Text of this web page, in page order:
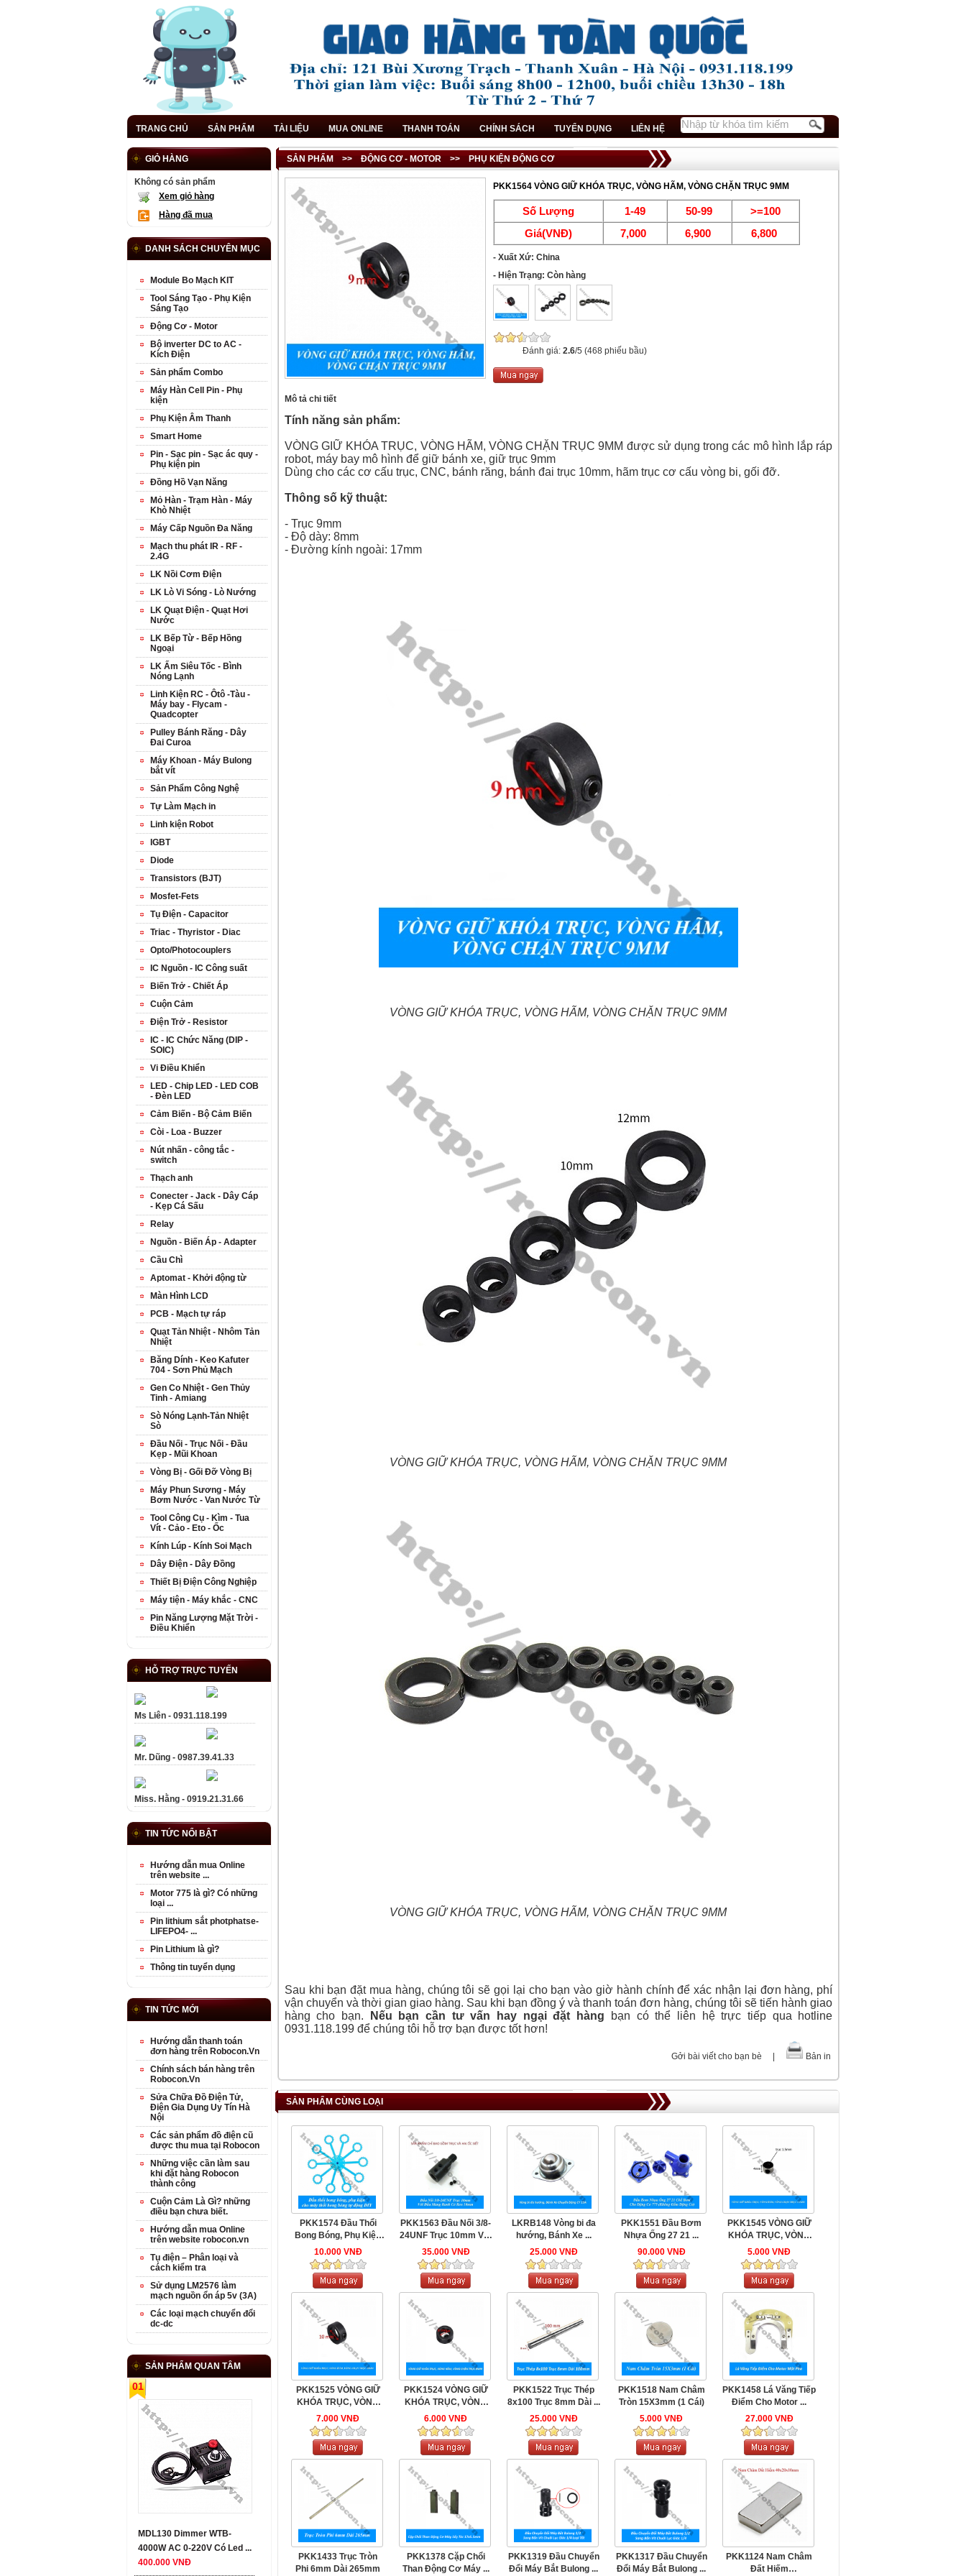
TRANG CHỦ SẢN PHẨM TÀI LIỆU MUA ONLINE THANH TOÁN CHÍNH SÁCH TUYỂN DỤNG LIÊN HỆ
SẢN PHẨM >> ĐỘNG CƠ - MOTOR >> PHỤ KIỆN ĐỘNG CƠ
PKK1564 VÒNG GIỮ KHÓA TRỤC, VÒNG HÃM, VÒNG CHẶN TRỤC 9MM
Số Lượng 1-49 50-99
>=100
Giá(VNĐ)
7,000 6,900 6,800
- Xuất Xứ: China
- Hiện Trạng: Còn hàng
Đánh giá:2.6/5 (468 phiếu bầu)
Mô tả chi tiết
Tính năng sản phẩm:
VÒNG GIỮ KHÓA TRỤC, VÒNG HÃM, VÒNG CHẶN TRỤC 9MM được sử dụng trong các mô hình lắp ráp
robot, máy bay mô hình để giữ bánh xe, giữ trục 9mm
Dùng cho các cơ cấu trục, CNC, bánh răng, bánh đai trục 10mm, hãm trục cơ cấu vòng bi, gối đỡ.
Thông số kỹ thuật:
- Trục 9mm
- Độ dày: 8mm
- Đường kính ngoài: 17mm
VÒNG GIỮ KHÓA TRỤC, VÒNG HÃM, VÒNG CHẶN TRỤC 9MM
VÒNG GIỮ KHÓA TRỤC, VÒNG HÃM, VÒNG CHẶN TRỤC 9MM
VÒNG GIỮ KHÓA TRỤC, VÒNG HÃM, VÒNG CHẶN TRỤC 9MM
Sau khi bạn đặt mua hàng, chúng tôi sẽ gọi lại cho bạn vào giờ hành chính để xác nhận lại đơn hàng, phí
vận chuyển và thời gian giao hàng. Sau khi bạn đồng ý và thanh toán đơn hàng, chúng tôi sẽ tiến hành giao
hàng cho bạn.
Nếu bạn cần tư vấn hay ngại đặt hàng bạn có thể liên hệ trực tiếp qua hotline
0931.118.199 để chúng tôi hỗ trợ bạn được tốt hơn!
Gởi bài viết cho bạn bè Bản in
SẢN PHẨM CÙNG LOẠI
PKK1574 Đầu Thổi
Bong Bóng, Phụ Kiện
...
10.000 VNĐ
PKK1563 Đầu Nối 3/8-
24UNF Trục 10mm Với
...
35.000 VNĐ
LKRB148 Vòng bi đa
hướng, Bánh Xe ...
25.000 VNĐ
PKK1551 Đầu Bơm
Nhựa Ống 27 21 ...
90.000 VNĐ
PKK1545 VÒNG GIỮ
KHÓA TRỤC, VÒNG
HÃM, ...
5.000 VNĐ
PKK1525 VÒNG GIỮ
KHÓA TRỤC, VÒNG
HÃM, ...
7.000 VNĐ
PKK1524 VÒNG GIỮ
KHÓA TRỤC, VÒNG
HÃM, ...
6.000 VNĐ
PKK1522 Trục Thép
8x100 Trục 8mm Dài ...
25.000 VNĐ
PKK1518 Nam Châm
Tròn 15X3mm (1 Cái)
5.000 VNĐ
PKK1458 Lá Văng Tiếp
Điểm Cho Motor ...
27.000 VNĐ
PKK1433 Trục Tròn
Phi 6mm Dài 265mm
PKK1378 Cặp Chổi
Than Động Cơ Máy ...
PKK1319 Đầu Chuyển
Đổi Máy Bắt Bulong ...
PKK1317 Đầu Chuyển
Đổi Máy Bắt Bulong ...
PKK1124 Nam Châm
Đất Hiếm
GIỎ HÀNG
Không có sản phẩm
Xem giỏ hàng
Hàng đã mua
DANH SÁCH CHUYÊN MỤC
Module Bo Mạch KIT
Tool Sáng Tạo - Phụ Kiện
Sáng Tạo
Động Cơ - Motor
Bộ inverter DC to AC -
Kích Điện
Sản phẩm Combo
Máy Hàn Cell Pin - Phụ
kiện
Phụ Kiện Âm Thanh
Smart Home
Pin - Sạc pin - Sạc ác quy -
Phụ kiện pin
Đồng Hồ Vạn Năng
Mỏ Hàn - Trạm Hàn - Máy
Khò Nhiệt
Máy Cấp Nguồn Đa Năng
Mạch thu phát IR - RF -
2.4G
LK Nồi Cơm Điện
LK Lò Vi Sóng - Lò Nướng
LK Quạt Điện - Quạt Hơi
Nước
LK Bếp Từ - Bếp Hồng
Ngoại
LK Ấm Siêu Tốc - Bình
Nóng Lạnh
Linh Kiện RC - Ôtô -Tàu -
Máy bay - Flycam -
Quadcopter
Pulley Bánh Răng - Dây
Đai Curoa
Máy Khoan - Máy Bulong
bắt vít
Sản Phẩm Công Nghệ
Tự Làm Mạch in
Linh kiện Robot
IGBT
Diode
Transistors (BJT)
Mosfet-Fets
Tụ Điện - Capacitor
Triac - Thyristor - Diac
Opto/Photocouplers
IC Nguồn - IC Công suất
Biến Trở - Chiết Áp
Cuộn Cảm
Điện Trở - Resistor
IC - IC Chức Năng (DIP -
SOIC)
Vi Điều Khiển
LED - Chip LED - LED COB
- Đèn LED
Cảm Biến - Bộ Cảm Biến
Còi - Loa - Buzzer
Nút nhấn - công tắc -
switch
Thạch anh
Conecter - Jack - Dây Cáp
- Kẹp Cá Sấu
Relay
Nguồn - Biến Áp - Adapter
Cầu Chì
Aptomat - Khởi động từ
Màn Hình LCD
PCB - Mạch tự ráp
Quạt Tản Nhiệt - Nhôm Tản
Nhiệt
Băng Dính - Keo Kafuter
704 - Sơn Phủ Mạch
Gen Co Nhiệt - Gen Thủy
Tinh - Amiang
Sò Nóng Lạnh-Tản Nhiệt
Sò
Đầu Nối - Trục Nối - Đầu
Kẹp - Mũi Khoan
Vòng Bị - Gối Đỡ Vòng Bị
Máy Phun Sương - Máy
Bơm Nước - Van Nước Từ
Tool Công Cụ - Kìm - Tua
Vít - Cảo - Eto - Ốc
Kính Lúp - Kính Soi Mạch
Dây Điện - Dây Đồng
Thiết Bị Điện Công Nghiệp
Máy tiện - Máy khắc - CNC
Pin Năng Lượng Mặt Trời -
Điều Khiển
HỖ TRỢ TRỰC TUYẾN
Ms Liên - 0931.118.199
Mr. Dũng - 0987.39.41.33
Miss. Hằng - 0919.21.31.66
TIN TỨC NỔI BẬT
Hướng dẫn mua Online
trên website ...
Motor 775 là gì? Có những
loại ...
Pin lithium sắt photphatse-
LIFEPO4- ...
Pin Lithium là gì?
Thông tin tuyển dụng
TIN TỨC MỚI
Hướng dẫn thanh toán
đơn hàng trên Robocon.Vn
Chính sách bán hàng trên
Robocon.Vn
Sửa Chữa Đồ Điện Tử,
Điện Gia Dụng Uy Tín Hà
Nội
Các sản phẩm đồ điện cũ
được thu mua tại Robocon
Những việc cần làm sau
khi đặt hàng Robocon
thành công
Cuộn Cảm Là Gì? những
điều bạn chưa biết.
Hướng dẫn mua Online
trên website robocon.vn
Tụ điện – Phân loại và
cách kiểm tra
Sử dụng LM2576 làm
mạch nguồn ổn áp 5v (3A)
Các loại mạch chuyển đổi
dc-dc
SẢN PHẨM QUAN TÂM
01
MDL130 Dimmer WTB-
4000W AC 0-220V Có Led ...
400.000 VNĐ